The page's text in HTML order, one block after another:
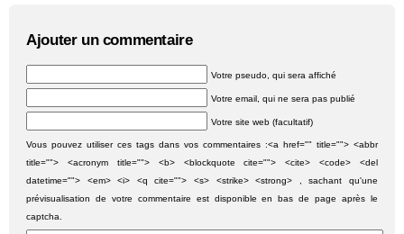
Ajouter un commentaire
Votre pseudo, qui sera affiché
Votre email, qui ne sera pas publié
Votre site web (facultatif)
Vous pouvez utiliser ces tags dans vos commentaires :<a href="" title=""> <abbr
title=""> <acronym title=""> <b> <blockquote cite=""> <cite> <code> <del
datetime=""> <em> <i> <q cite=""> <s> <strike> <strong> , sachant qu'une
prévisualisation de votre commentaire est disponible en bas de page après le
captcha.